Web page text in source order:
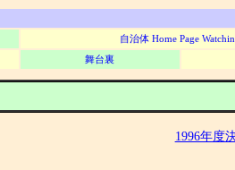
自治体 Home Page
舞台裏
1996年度